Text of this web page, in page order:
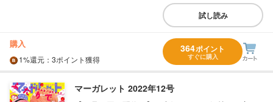
試し読み
購入
1%還元 ：3ポイント獲得
364ポイント
すぐに購入
マーガレット 2022年12号